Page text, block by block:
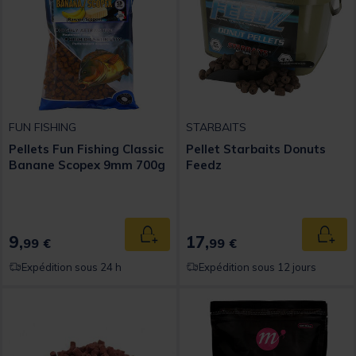
FUN FISHING
Pellets Fun Fishing Classic
Banane Scopex 9mm 700g
9,99 € Ajouter au panier
Expédition sous 24 h
STARBAITS
Pellet Starbaits Donuts
Feedz
17,99 €
Expédition sous 12 jours